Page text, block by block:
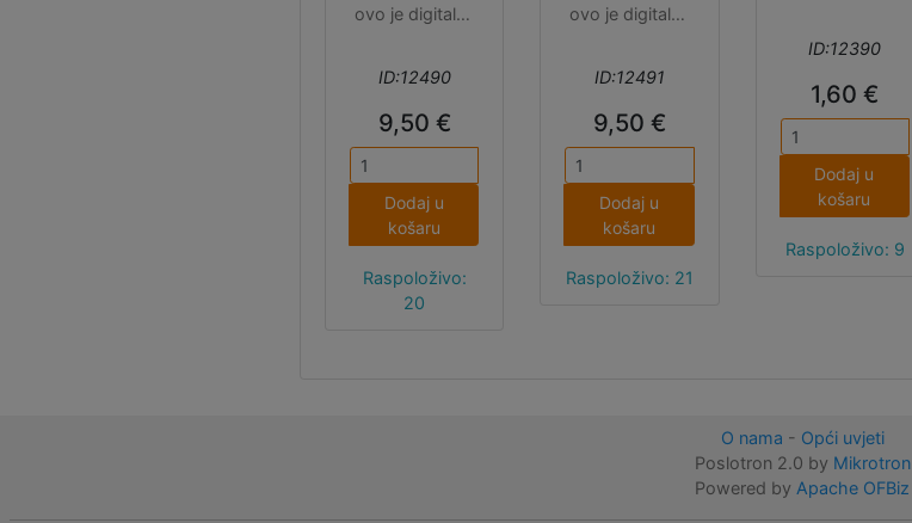
ovo je digitalna
svake pojedine
LEDice čija boja
se kontrolira s
8-bitnom PWM
preciznošću
(24-bitna boja).
Traka je
bijelog
fleksibilnog PCB
m u komadu.
ID:12490
9,50 €
Dodaj u
košaru
Raspoloživo:
20
ovo je digitalna
svake pojedine
LEDice čija boja
se kontrolira s
8-bitnom PWM
preciznošću
(24-bitna boja).
Traka je
crnog
m u komadu.
ID:12491
9,50 €
Dodaj u
košaru
Raspoloživo: 21
mm.
ID:12390
1,60 €
Dodaj u
košaru
Raspoloživo: 9
O nama - Opći uvjeti
Poslotron 2.0 by Mikrotron
Powered by Apache OFBiz